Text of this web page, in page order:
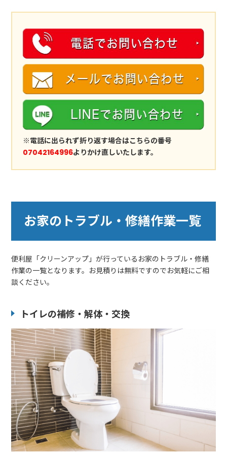
※電話に出られず折り返す場合はこちらの番号
07042164996よりかけ直しいたします。
お家のトラブル・修繕作業一覧
便利屋「クリーンアップ」が行っているお家のトラブル・修繕
作業の一覧となります。お見積りは無料ですのでお気軽にご相
談ください。
トイレの補修・解体・交換